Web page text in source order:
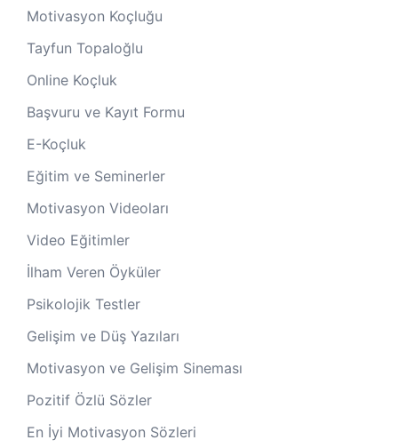
Motivasyon Koçluğu
Tayfun Topaloğlu
Online Koçluk
Başvuru ve Kayıt Formu
E-Koçluk
Eğitim ve Seminerler
Motivasyon Videoları
Video Eğitimler
İlham Veren Öyküler
Psikolojik Testler
Gelişim ve Düş Yazıları
Motivasyon ve Gelişim Sineması
Pozitif Özlü Sözler
En İyi Motivasyon Sözleri